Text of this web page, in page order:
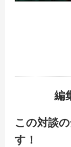
編
この対談
す！